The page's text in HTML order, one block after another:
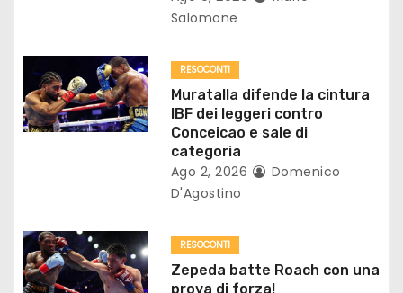
r
t
o
l
Salomone
RESOCONTI
Muratalla difende la cintura
IBF dei leggeri contro
Conceicao e sale di
categoria
Ago 2, 2026
Domenico
D'Agostino
RESOCONTI
Zepeda batte Roach con una
prova di forza!